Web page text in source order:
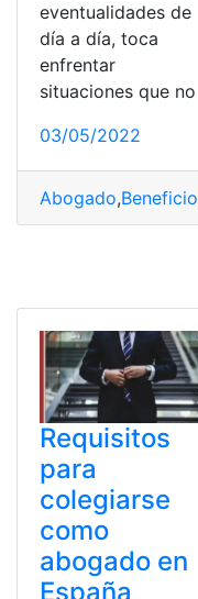
eventualidades de
día a día, toca
enfrentar
situaciones que no
03/05/2022
Abogado,Beneficio
Requisitos
para
colegiarse
como
abogado en
España